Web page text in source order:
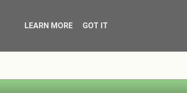
LEARN MORE GOT IT